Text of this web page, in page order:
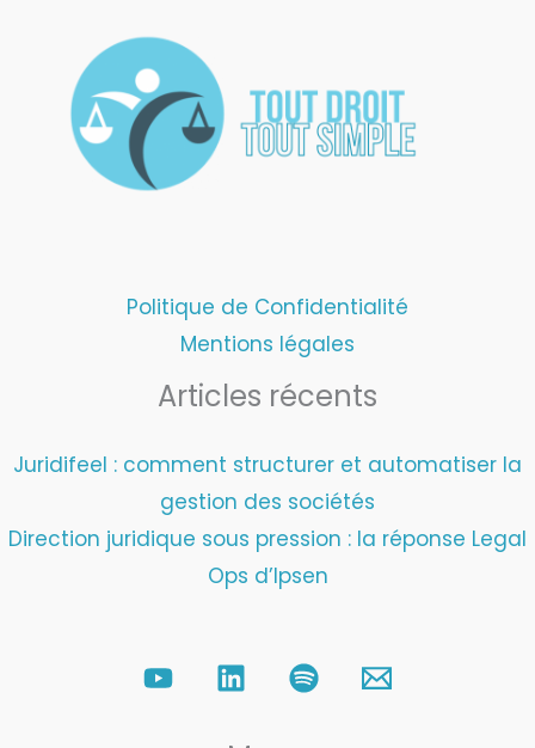
Politique de Confidentialité
Mentions légales
Articles récents
Juridifeel : comment structurer et automatiser la
gestion des sociétés
Direction juridique sous pression : la réponse Legal
Ops d’Ipsen